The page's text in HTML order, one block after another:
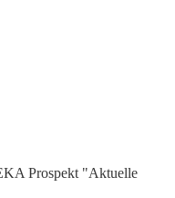
Prospekt "Aktuelle